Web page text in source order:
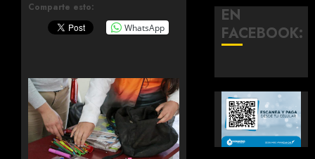
Comparte esto:
WhatsApp
EN
FACEBOOK: